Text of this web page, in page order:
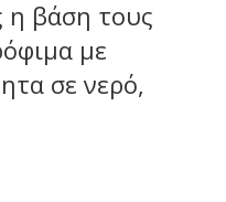
η βάση τους
με
σε νερό,